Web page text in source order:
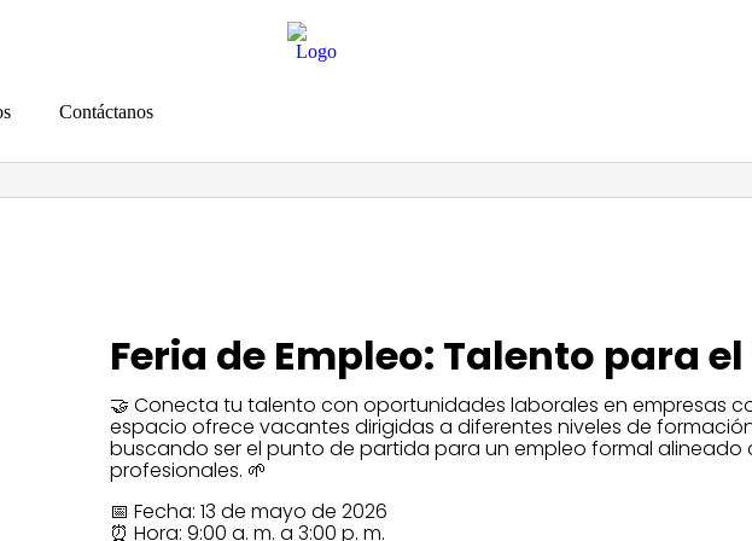
Contáctanos
Feria de Empleo: Talento para
🤝 Conecta tu talento con oportunidades laborales en empresas
espacio ofrece vacantes dirigidas a diferentes niveles de
buscando ser el punto de partida para un empleo formal alineado
profesionales. 🌱
📅 Fecha: 13 de mayo de 2026
⏰ Hora: 9:00 a. m. a 3:00 p. m.